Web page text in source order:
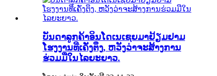
ບັນດາ​ລູກ​ຄ້າ​ອິນ​ໂດ​ເນ​ເຊຍ​ມາ​ຢ້ຽມຢາມ​
ໂຮງງານ​ທີ່​ເຄັ່ງ​ຕຶງ, ຫວັງ​ວ່າ​ຈະ​ສ້າງ​ການ​
ຮ່ວມ​ມື​ໃນ​ໄລຍະ​ຍາວ.